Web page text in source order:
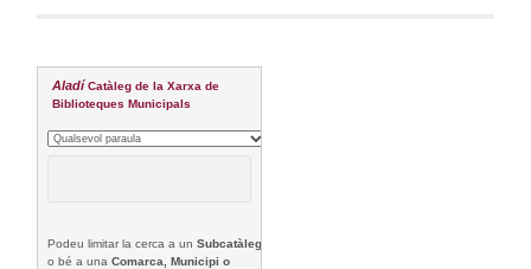
Aladí Catàleg de la Xarxa de
Biblioteques Municipals
Podeu limitar la cerca a unSubcatàleg
o bé a unaComarca, Municipi o